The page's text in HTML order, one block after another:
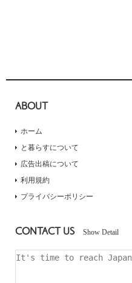
ABOUT
ホーム
と暮らすについて
広告出稿について
利用規約
プライバシーポリシー
CONTACT US Show Detail